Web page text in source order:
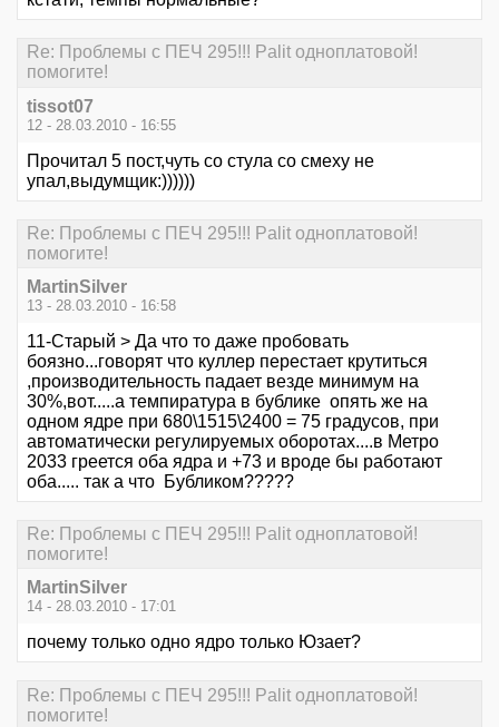
Re: Проблемы с ПЕЧ 295!!! Palit одноплатовой!
помогите!
tissot07
12 - 28.03.2010 - 16:55
Прочитал 5 пост,чуть со стула со смеху не
упал,выдумщик:))))))
Re: Проблемы с ПЕЧ 295!!! Palit одноплатовой!
помогите!
MartinSilver
13 - 28.03.2010 - 16:58
11-Старый > Да что то даже пробовать
боязно...говорят что куллер перестает крутиться
,производительность падает везде минимум на
30%,вот.....а темпиратура в бублике опять же на
одном ядре при 680\1515\2400 = 75 градусов, при
автоматически регулируемых оборотах....в Метро
2033 греется оба ядра и +73 и вроде бы работают
оба..... так а что Бубликом?????
Re: Проблемы с ПЕЧ 295!!! Palit одноплатовой!
помогите!
MartinSilver
14 - 28.03.2010 - 17:01
почему только одно ядро только Юзает?
Re: Проблемы с ПЕЧ 295!!! Palit одноплатовой!
помогите!